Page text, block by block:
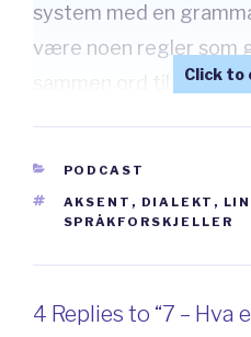
system med en
være noen regler som
sammen ord til
så langt vi vet, som
språk.
absolutt alle mulige
CATEGORIES
PODCAST
TAGS
AKSENT , DIALEKT ,
SPRÅKFORSKJELLER
4 Replies to “7 – Hva